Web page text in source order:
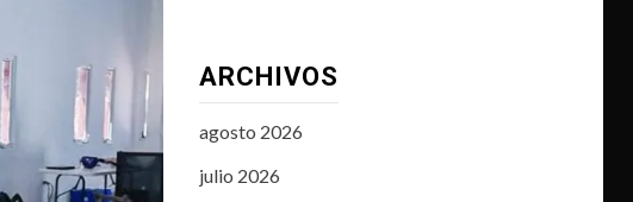
ARCHIVOS
agosto 2026
julio 2026